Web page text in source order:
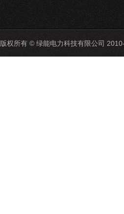
版权所有 © 绿能电力科技有限